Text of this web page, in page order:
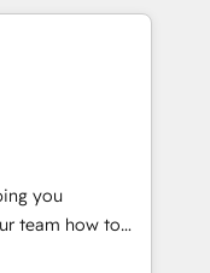
|
project... ⬅️
150+ Kickstart
in the center
Sage or
DocuSign or
you